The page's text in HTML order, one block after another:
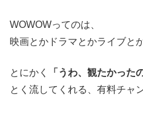
WOWOWってのは、
映画とかドラマとかライブと
とにかく 「うわ、観たかった
とく流してくれる、有料チャ